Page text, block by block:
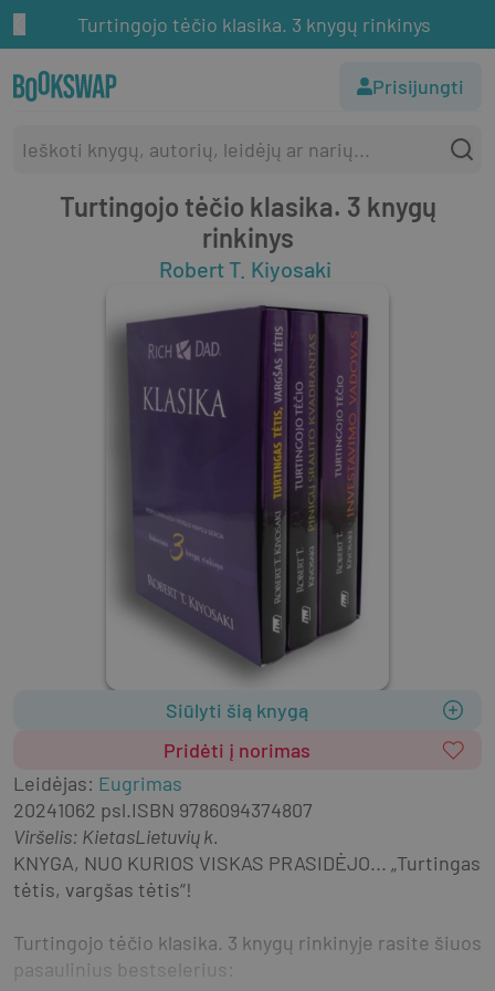
Turtingojo tėčio klasika. 3 knygų rinkinys
Prisijungti
Turtingojo tėčio klasika. 3 knygų
rinkinys
Robert T. Kiyosaki
Siūlyti šią knygą
Pridėti į norimas
Leidėjas: Eugrimas
20241062 psl.ISBN 9786094374807
Viršelis: KietasLietuvių k.
KNYGA, NUO KURIOS VISKAS PRASIDĖJO... „Turtingas
tėtis, vargšas tėtis“!
Turtingojo tėčio klasika. 3 knygų rinkinyje rasite šiuos
pasaulinius bestselerius: